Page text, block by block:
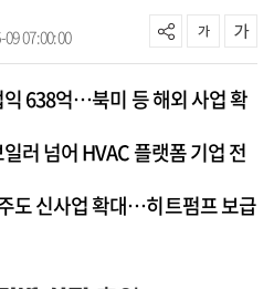
07:00:00
638억…북미 등 해외 사업 확
러 넘어 HVAC 플랫폼 기업 전
도 신사업 확대…히트펌프 보급